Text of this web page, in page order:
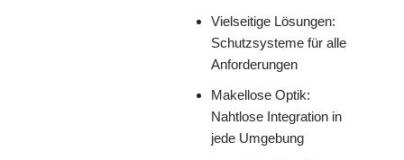
Vielseitige Lösungen:
Schutzsysteme für alle
Anforderungen
Makellose Optik:
Nahtlose Integration in
jede Umgebung